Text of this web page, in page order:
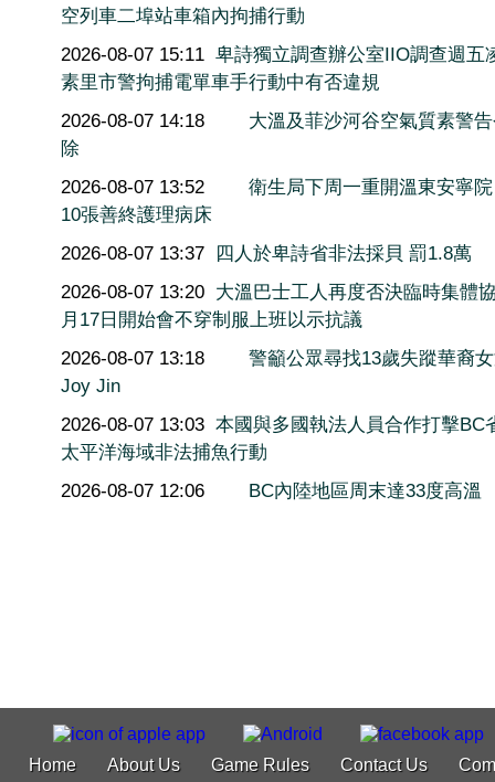
空列車二埠站車箱內拘捕行動
2026-08-07 15:11 卑詩獨立調查辦公室IIO調查週五
素里市警拘捕電單車手行動中有否違規
2026-08-07 14:18
大溫及菲沙河谷空氣質素警
除
2026-08-07 13:52
衛生局下周一重開溫東安寧
10張善終護理病床
2026-08-07 13:37 四人於卑詩省非法採貝 罰1.8萬
2026-08-07 13:20 大溫巴士工人再度否決臨時集體
月17日開始會不穿制服上班以示抗議
2026-08-07 13:18
警籲公眾尋找13歲失蹤華裔
Joy Jin
2026-08-07 13:03 本國與多國執法人員合作打擊BC
太平洋海域非法捕魚行動
2026-08-07 12:06
BC內陸地區周末達33度高溫
Home About Us Game Rules Contact Us